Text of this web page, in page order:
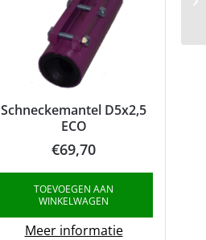
Schneckemantel D5x2,5
ECO
€69,70
TOEVOEGEN AAN
WINKELWAGEN
Meer informatie